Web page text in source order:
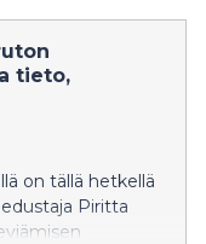
tieto,
on tällä hetkellä
Piritta